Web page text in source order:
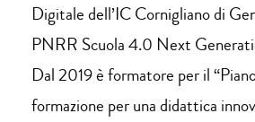
Digitale dell’IC Cornigliano di
PNRR Scuola 4.0 Next
Dal 2019 è formatore per il
formazione per una didattica